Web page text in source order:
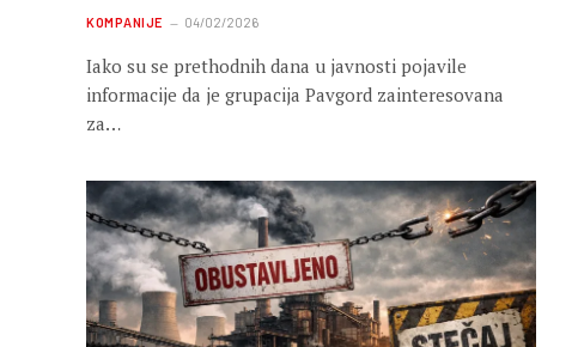
KOMPANIJE 04/02/2026
Iako su se prethodnih dana u javnosti pojavile
informacije da je grupacija Pavgord zainteresovana
za…